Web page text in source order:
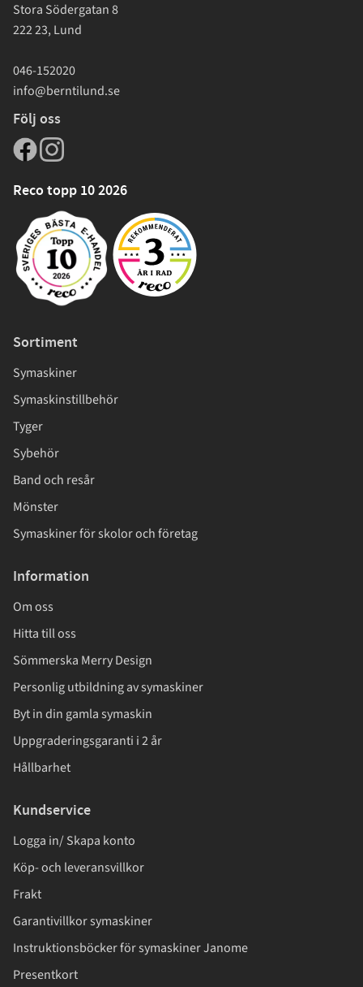
Stora Södergatan 8
222 23, Lund
046-152020
info@berntilund.se
Följ oss
Reco topp 10 2026
Sortiment
Symaskiner
Symaskinstillbehör
Tyger
Sybehör
Band och resår
Mönster
Symaskiner för skolor och företag
Information
Om oss
Hitta till oss
Sömmerska Merry Design
Personlig utbildning av symaskiner
Byt in din gamla symaskin
Uppgraderingsgaranti i 2 år
Hållbarhet
Kundservice
Logga in/ Skapa konto
Köp- och leveransvillkor
Frakt
Garantivillkor symaskiner
Instruktionsböcker för symaskiner Janome
Presentkort